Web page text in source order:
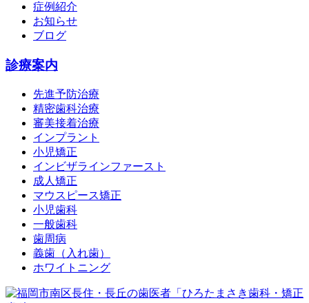
症例紹介
お知らせ
ブログ
診療案内
先進予防治療
精密歯科治療
審美接着治療
インプラント
小児矯正
インビザラインファースト
成人矯正
マウスピース矯正
小児歯科
一般歯科
歯周病
義歯（入れ歯）
ホワイトニング